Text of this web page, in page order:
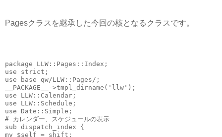
Pagesクラスを継承した今回の核となるクラスです。
package LLW::Pages::Index;
use strict;
use base qw/LLW::Pages/;
__PACKAGE__->tmpl_dirname('llw');
use LLW::Calendar;
use LLW::Schedule;
use Date::Simple;
# カレンダー、スケジュールの表示
sub dispatch_index {
my $self = shift;